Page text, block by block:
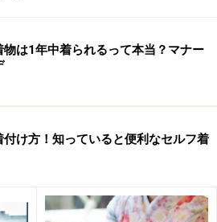
物は1年中着られるって本当？マナー
付け方！知っていると便利なセルフ着